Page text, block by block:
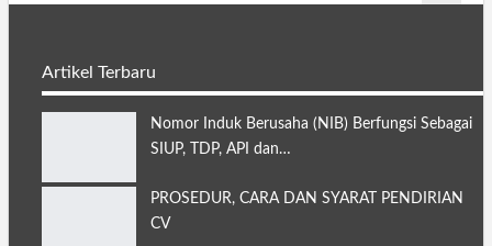
Artikel Terbaru
Nomor Induk Berusaha (NIB) Berfungsi Sebagai
SIUP, TDP, API dan…
PROSEDUR, CARA DAN SYARAT PENDIRIAN
CV